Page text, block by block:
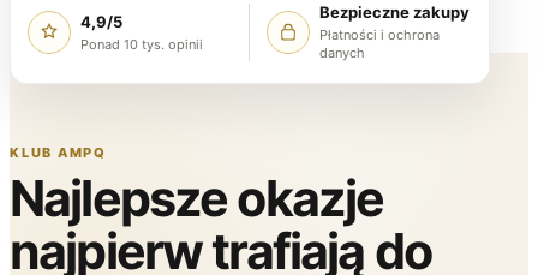
4,9/5
Ponad 10 tys. opinii
Bezpieczne zakupy
Płatności i ochrona
danych
KLUB AMPQ
Najlepsze okazje
najpierw trafiają do